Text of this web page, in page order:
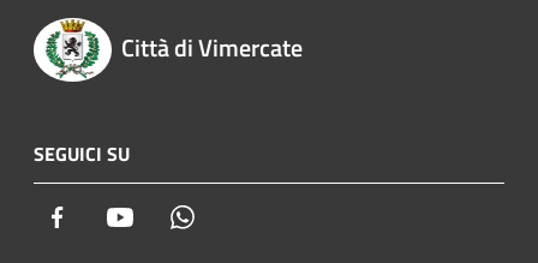
Città di Vimercate
SEGUICI SU
Facebook Youtube